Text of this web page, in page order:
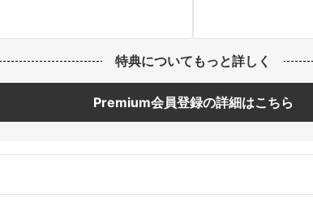
特典についてもっと詳しく
Premium会員登録の詳細はこちら